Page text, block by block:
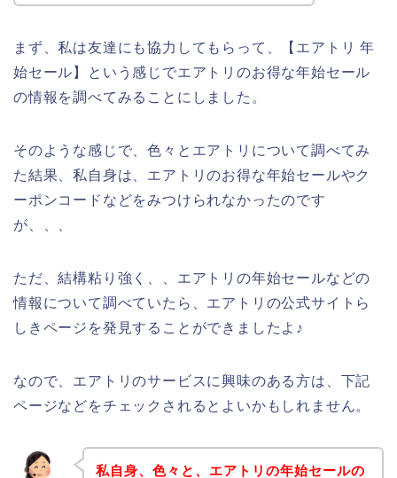
まず、私は友達にも協力してもらって、【エアトリ 年
始セール】という感じでエアトリのお得な年始セール
の情報を調べてみることにしました。
そのような感じで、色々とエアトリについて調べてみ
た結果、私自身は、エアトリのお得な年始セールやク
ーポンコードなどをみつけられなかったのです
が、、、
ただ、結構粘り強く、、エアトリの年始セールなどの
情報について調べていたら、エアトリの公式サイトら
しきページを発見することができましたよ♪
なので、エアトリのサービスに興味のある方は、下記
ページなどをチェックされるとよいかもしれません。
私自身、色々と、エアトリの年始セールの